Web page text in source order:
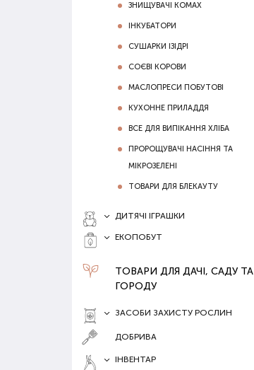
ЗНИЩУВАЧІ КОМАХ
ІНКУБАТОРИ
СУШАРКИ ІЗІДРІ
СОЄВІ КОРОВИ
МАСЛОПРЕСИ ПОБУТОВІ
КУХОННЕ ПРИЛАДДЯ
ВСЕ ДЛЯ ВИПІКАННЯ ХЛІБА
ПРОРОЩУВАЧІ НАСІННЯ ТА
МІКРОЗЕЛЕНІ
ТОВАРИ ДЛЯ БЛЕКАУТУ
ДИТЯЧІ ІГРАШКИ
ЕКОПОБУТ
ТОВАРИ ДЛЯ ДАЧІ, САДУ ТА
ГОРОДУ
ЗАСОБИ ЗАХИСТУ РОСЛИН
ДОБРИВА
ІНВЕНТАР